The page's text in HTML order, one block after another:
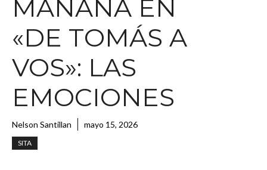
MAÑANA EN
«DE TOMÁS A
VOS»: LAS
EMOCIONES
Nelson Santillan mayo 15, 2026
SITA